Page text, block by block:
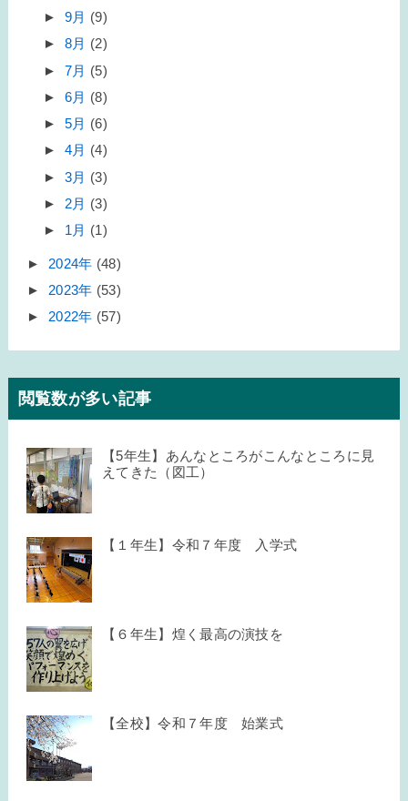
► 9月 (9)
► 8月 (2)
► 7月 (5)
► 6月 (8)
► 5月 (6)
► 4月 (4)
► 3月 (3)
► 2月 (3)
► 1月 (1)
► 2024年 (48)
► 2023年 (53)
► 2022年 (57)
閲覧数が多い記事
【5年生】あんなところがこんなところに見
えてきた（図工）
【１年生】令和７年度 入学式
【６年生】煌く最高の演技を
【全校】令和７年度 始業式